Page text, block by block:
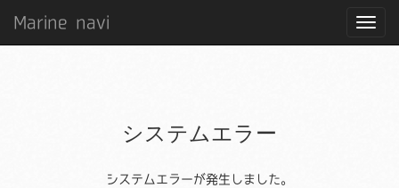
Marine navi
システムエラー
システムエラーが発生しました。